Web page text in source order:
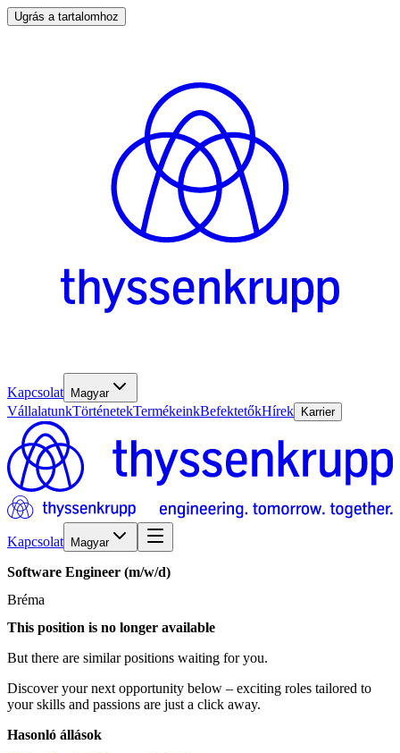
Ugrás a tartalomhoz
Kapcsolat Magyar
VállalatunkTörténetekTermékeinkBefektetőkHírek Karrier
Kapcsolat Magyar
Software Engineer (m/w/d)
Bréma
This position is no longer available
But there are similar positions waiting for you.
Discover your next opportunity below – exciting roles tailored to
your skills and passions are just a click away.
Hasonló állások